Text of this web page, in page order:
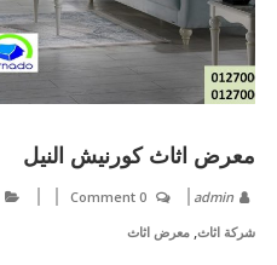
معرض اثاث كورنيش النيل
admin
0 Comment
شركة اثاث, معرض اثاث